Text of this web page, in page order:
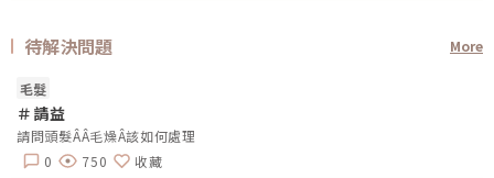
待解決問題 More
毛髮
＃請益
請問頭髮ÂÂ毛燥Â該如何處理
0
750 收藏